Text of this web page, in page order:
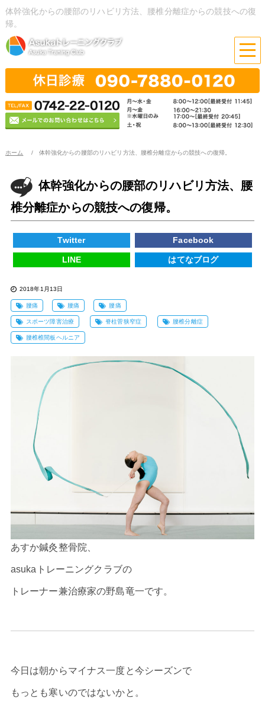
体幹強化からの腰部のリハビリ方法、腰椎分離症からの競技への復
帰。
ホーム 体幹強化からの腰部のリハビリ方法、腰椎分離症からの競技への復帰。
体幹強化からの腰部のリハビリ方法、腰
椎分離症からの競技への復帰。
Twitter Facebook
LINE はてなブログ
2018年1月13日
腰痛 腰痛 腰痛
スポーツ障害治療 脊柱菅狭窄症 腰椎分離症
腰椎椎間板ヘルニア
あすか鍼灸整骨院、
asukaトレーニングクラブの
トレーナー兼治療家の野島竜一です。
今日は朝からマイナス一度と今シーズンで
もっとも寒いのではないかと。